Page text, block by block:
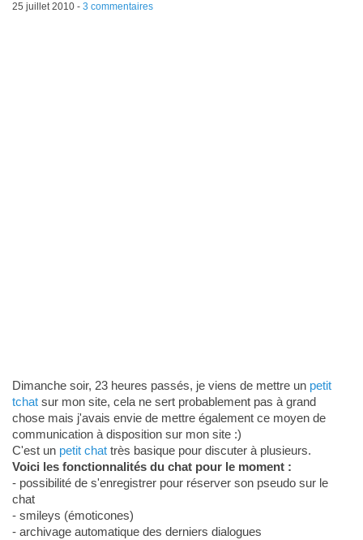
25 juillet 2010- 3 commentaires
Dimanche soir, 23 heures passés, je viens de mettre un petit
tchatsur mon site, cela ne sert probablement pas à grand
chose mais j'avais envie de mettre également ce moyen de
communication à disposition sur mon site :)
C'est un petit chattrès basique pour discuter à plusieurs.
Voici les fonctionnalités du chat pour le moment :
- possibilité de s'enregistrer pour réserver son pseudo sur le
chat
- smileys (émoticones)
- archivage automatique des derniers dialogues